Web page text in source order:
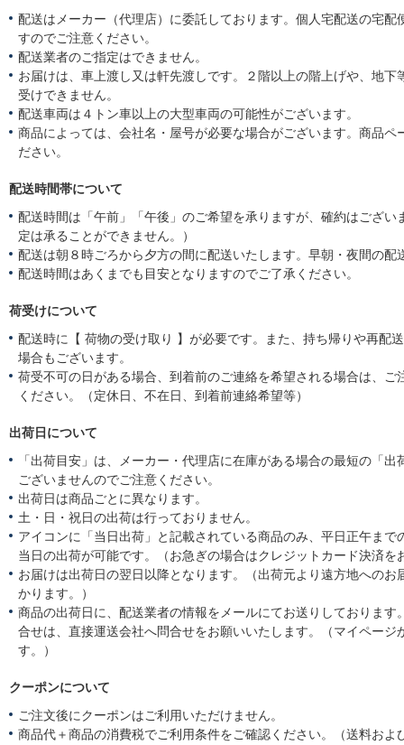
配送はメーカー（代理店）に委託しております。個人宅配送の宅配
すのでご注意ください。
配送業者のご指定はできません。
お届けは、車上渡し又は軒先渡しです。２階以上の階上げや、地下
受けできません。
配送車両は４トン車以上の大型車両の可能性がございます。
商品によっては、会社名・屋号が必要な場合がございます。商品ペ
ださい。
配送時間帯について
配送時間は「午前」「午後」のご希望を承りますが、確約はござい
定は承ることができません。）
配送は朝８時ごろから夕方の間に配送いたします。早朝・夜間の配
配送時間はあくまでも目安となりますのでご了承ください。
荷受けについて
配送時に【 荷物の受け取り 】が必要です。また、持ち帰りや再配
場合もございます。
荷受不可の日がある場合、到着前のご連絡を希望される場合は、ご
ください。（定休日、不在日、到着前連絡希望等）
出荷日について
「出荷目安」は、メーカー・代理店に在庫がある場合の最短の「
ございませんのでご注意ください。
出荷日は商品ごとに異なります。
土・日・祝日の出荷は行っておりません。
アイコンに「当日出荷」と記載されている商品のみ、平日正午まで
当日の出荷が可能です。（お急ぎの場合はクレジットカード決済を
お届けは出荷日の翌日以降となります。（出荷元より遠方地へのお
かります。）
商品の出荷日に、配送業者の情報をメールにてお送りしております
合せは、直接運送会社へ問合せをお願いいたします。（マイページ
す。）
クーポンについて
ご注文後にクーポンはご利用いただけません。
商品代＋商品の消費税でご利用条件をご確認ください。（送料およ